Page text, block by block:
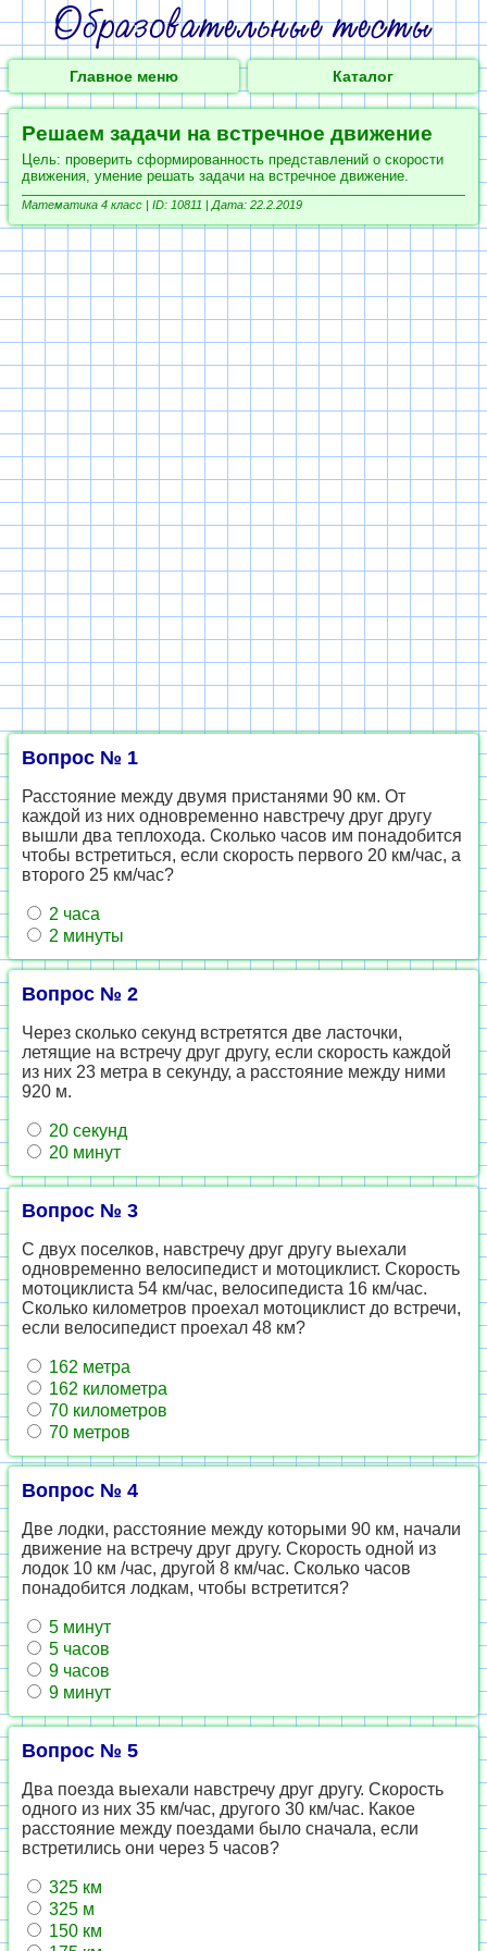
Главное меню Каталог
Решаем задачи на встречное движение
Цель: проверить сформированность представлений о скорости
движения, умение решать задачи на встречное движение.
Математика 4 класс | ID: 10811 | Дата: 22.2.2019
Вопрос № 1
Расстояние между двумя пристанями 90 км. От
каждой из них одновременно навстречу друг другу
вышли два теплохода. Сколько часов им понадобится
чтобы встретиться, если скорость первого 20 км/час, а
второго 25 км/час?
2 часа
2 минуты
Вопрос № 2
Через сколько секунд встретятся две ласточки,
летящие на встречу друг другу, если скорость каждой
из них 23 метра в секунду, а расстояние между ними
920 м.
20 секунд
20 минут
Вопрос № 3
С двух поселков, навстречу друг другу выехали
одновременно велосипедист и мотоциклист. Скорость
мотоциклиста 54 км/час, велосипедиста 16 км/час.
Сколько километров проехал мотоциклист до встречи,
если велосипедист проехал 48 км?
162 метра
162 километра
70 километров
70 метров
Вопрос № 4
Две лодки, расстояние между которыми 90 км, начали
движение на встречу друг другу. Скорость одной из
лодок 10 км /час, другой 8 км/час. Сколько часов
понадобится лодкам, чтобы встретится?
5 минут
5 часов
9 часов
9 минут
Вопрос № 5
Два поезда выехали навстречу друг другу. Скорость
одного из них 35 км/час, другого 30 км/час. Какое
расстояние между поездами было сначала, если
встретились они через 5 часов?
325 км
325 м
150 км